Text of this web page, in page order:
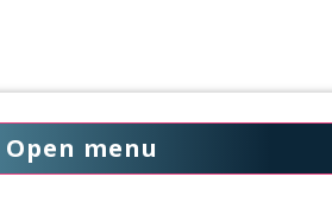
Open menu